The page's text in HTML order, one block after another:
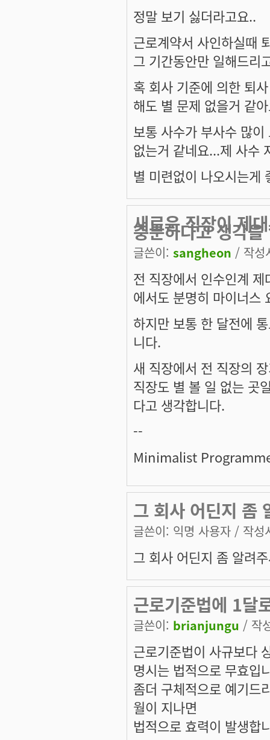
정말 보기 싫더라고요..
근로계약서 사인하실때
그 기간동안만 일해드리
혹 회사 기준에 의한 퇴
해도 별 문제 없을거 같
보통 사수가 부사수 많
없는거 같네요...제 사수
별 미련없이 나오시는게
새로운 직장이 제
충분하다고 생각
글쓴이: sangheon / 작성
전 직장에서 인수인계
에서도 분명히 마이너스
하지만 보통 한 달전에
니다.
새 직장에서 전 직장의
직장도 별 볼 일 없는 곳
다고 생각합니다.
--
Minimalist
그 회사 어딘지 좀
글쓴이: 익명 사용자 / 작성
그 회사 어딘지 좀 알려
근로기준법에 1달
글쓴이: brianjungu / 작
근로기준법이 사규보다
명시는 법적으로 무효입
좀더 구체적으로 예기드
월이 지나면
법적으로 효력이 발생합